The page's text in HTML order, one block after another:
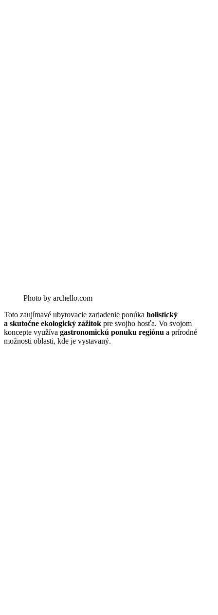
Photo by archello.com
Toto zaujímavé ubytovacie zariadenie ponúka holistický
a skutočne ekologický zážitok pre svojho hosťa. Vo svojom
koncepte využíva gastronomickú ponuku regiónu a prírodné
možnosti oblasti, kde je vystavaný.